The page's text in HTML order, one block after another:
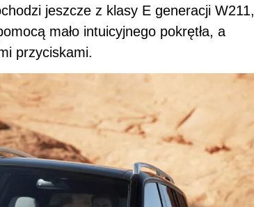
jeszcze z klasy E generacji W211,
mało intuicyjnego pokrętła, a
przyciskami.